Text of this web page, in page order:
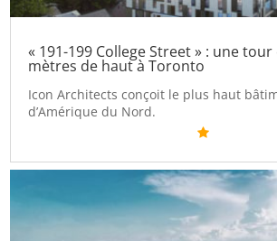
« 191-199 College Street » : une
mètres de haut à Toronto
Icon Architects conçoit le plus haut
d’Amérique du Nord.